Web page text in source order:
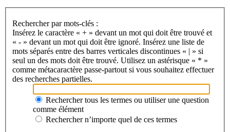
Rechercher par mots-clés :
Insérez le caractère « + » devant un mot qui doit être trouvé et
« - » devant un mot qui doit être ignoré. Insérez une liste de
mots séparés entre des barres verticales discontinues « | » si
seul un des mots doit être trouvé. Utilisez un astérisque « * »
comme métacaractère passe-partout si vous souhaitez effectuer
des recherches partielles.
Rechercher tous les termes ou utiliser une question
comme élément
Rechercher n’importe quel de ces termes